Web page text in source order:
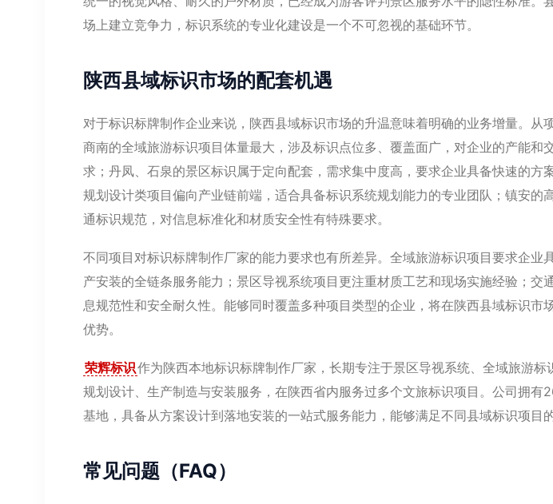
场上建立竞争力，标识系统的专业化建设是一个不可忽视的基础环节。
陕西县域标识市场的配套机遇
对于标识标牌制作企业来说，陕西县域标识市场的升温意味着明确的业务增量。从
商南的全域旅游标识项目体量最大，涉及标识点位多、覆盖面广，对企业的产能和
求；丹凤、石泉的景区标识属于定向配套，需求集中度高，要求企业具备快速的方
规划设计类项目偏向产业链前端，适合具备标识系统规划能力的专业团队；镇安的
通标识规范，对信息标准化和材质安全性有特殊要求。
不同项目对标识标牌制作厂家的能力要求也有所差异。全域旅游标识项目要求企业
产安装的全链条服务能力；景区导视系统项目更注重材质工艺和现场实施经验；交
息规范性和安全耐久性。能够同时覆盖多种项目类型的企业，将在陕西县域标识市
优势。
荣辉标识作为陕西本地标识标牌制作厂家，长期专注于景区导视系统、全域旅游标
规划设计、生产制造与安装服务，在陕西省内服务过多个文旅标识项目。公司拥有
基地，具备从方案设计到落地安装的一站式服务能力，能够满足不同县域标识项目
常见问题（FAQ）